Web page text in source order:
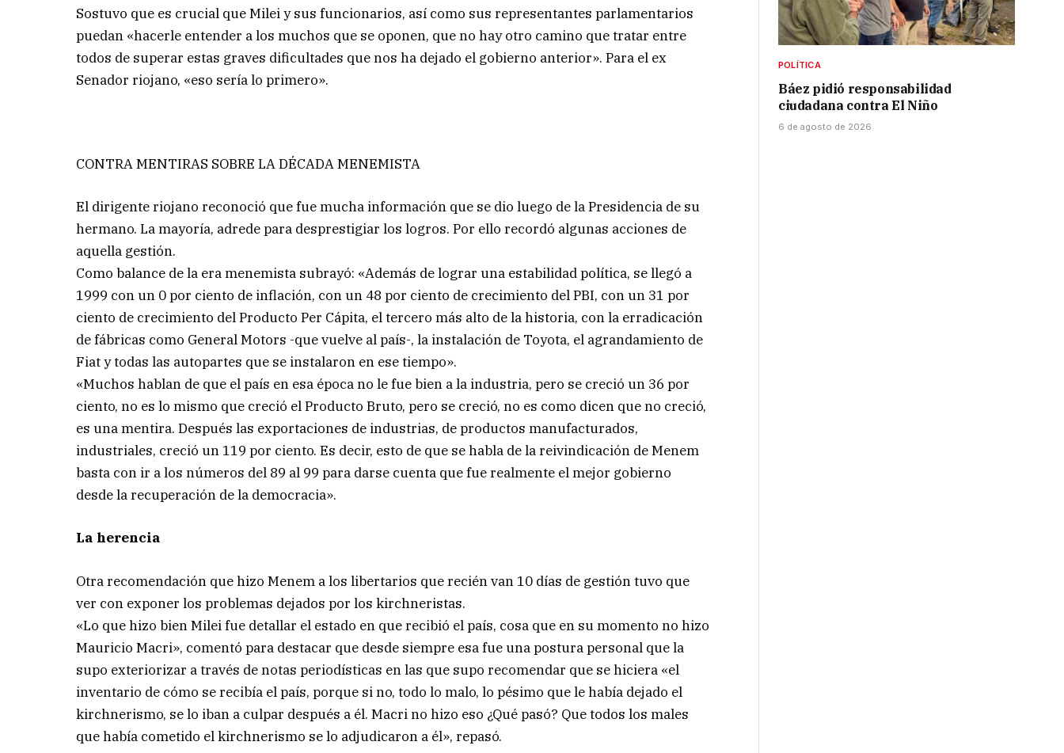
Sostuvo que es crucial que Milei y sus funcionarios, así como sus representantes parlamentarios
puedan «hacerle entender a los muchos que se oponen, que no hay otro camino que tratar entre
todos de superar estas graves dificultades que nos ha dejado el gobierno anterior». Para el ex
Senador riojano, «eso sería lo primero».
CONTRA MENTIRAS SOBRE LA DÉCADA MENEMISTA
El dirigente riojano reconoció que fue mucha información que se dio luego de la Presidencia de su
hermano. La mayoría, adrede para desprestigiar los logros. Por ello recordó algunas acciones de
aquella gestión.
Como balance de la era menemista subrayó: «Además de lograr una estabilidad política, se llegó a
1999 con un 0 por ciento de inflación, con un 48 por ciento de crecimiento del PBI, con un 31 por
ciento de crecimiento del Producto Per Cápita, el tercero más alto de la historia, con la erradicación
de fábricas como General Motors -que vuelve al país-, la instalación de Toyota, el agrandamiento de
Fiat y todas las autopartes que se instalaron en ese tiempo».
«Muchos hablan de que el país en esa época no le fue bien a la industria, pero se creció un 36 por
ciento, no es lo mismo que creció el Producto Bruto, pero se creció, no es como dicen que no creció,
es una mentira. Después las exportaciones de industrias, de productos manufacturados,
industriales, creció un 119 por ciento. Es decir, esto de que se habla de la reivindicación de Menem
basta con ir a los números del 89 al 99 para darse cuenta que fue realmente el mejor gobierno
desde la recuperación de la democracia».
La herencia
Otra recomendación que hizo Menem a los libertarios que recién van 10 días de gestión tuvo que
ver con exponer los problemas dejados por los kirchneristas.
«Lo que hizo bien Milei fue detallar el estado en que recibió el país, cosa que en su momento no hizo
Mauricio Macri», comentó para destacar que desde siempre esa fue una postura personal que la
supo exteriorizar a través de notas periodísticas en las que supo recomendar que se hiciera «el
inventario de cómo se recibía el país, porque si no, todo lo malo, lo pésimo que le había dejado el
kirchnerismo, se lo iban a culpar después a él. Macri no hizo eso ¿Qué pasó? Que todos los males
que había cometido el kirchnerismo se lo adjudicaron a él», repasó.
POLÍTICA
Báez pidió responsabilidad
ciudadana contra El Niño
6 de agosto de 2026